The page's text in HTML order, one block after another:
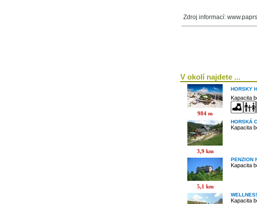
Zdroj informací:
V okolí najdete ...
984 m
HORSKY
Kapacita
3,9 km
HORSKÁ
Kapacita
5,1 km
PENZION
Kapacita
Kapacita